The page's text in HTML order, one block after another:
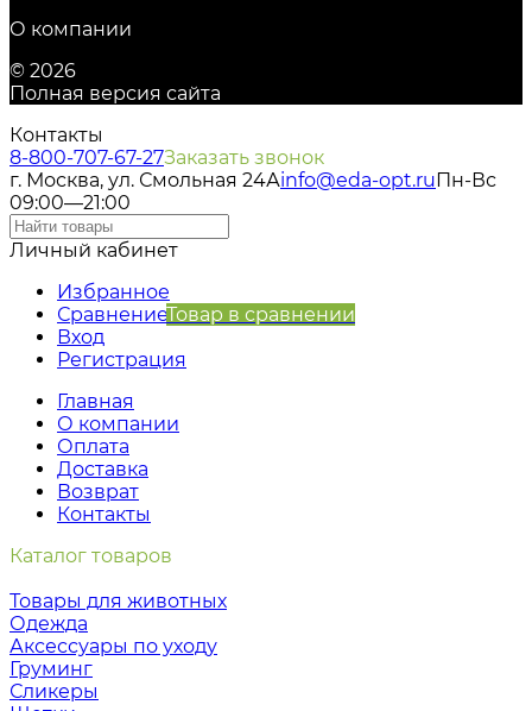
О компании
© 2026
Полная версия сайта
Контакты
8-800-707-67-27Заказать звонок
г. Москва, ул. Смольная 24Аinfo@eda-opt.ruПн-Вс
09:00—21:00
Личный кабинет
Избранное
СравнениеТовар в сравнении
Вход
Регистрация
Главная
О компании
Оплата
Доставка
Возврат
Контакты
Каталог товаров
Товары для животных
Одежда
Аксессуары по уходу
Груминг
Сликеры